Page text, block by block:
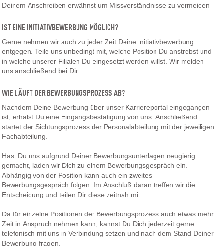
Deinem Anschreiben erwähnst um Missverständnisse zu vermeiden
IST EINE INITIATIVBEWERBUNG MÖGLICH?
Gerne nehmen wir auch zu jeder Zeit Deine Initiativbewerbung
entgegen. Teile uns unbedingt mit, welche Position Du anstrebst und
in welche unserer Filialen Du eingesetzt werden willst. Wir melden
uns anschließend bei Dir.
WIE LÄUFT DER BEWERBUNGSPROZESS AB?
Nachdem Deine Bewerbung über unser Karriereportal eingegangen
ist, erhälst Du eine Eingangsbestätigung von uns. Anschließend
startet der Sichtungsprozess der Personalabteilung mit der jeweiligen
Fachabteilung.
Hast Du uns aufgrund Deiner Bewerbungsunterlagen neugierig
gemacht, laden wir Dich zu einem Bewerbungsgespräch ein.
Abhängig von der Position kann auch ein zweites
Bewerbungsgespräch folgen. Im Anschluß daran treffen wir die
Entscheidung und teilen Dir diese zeitnah mit.
Da für einzelne Positionen der Bewerbungsprozess auch etwas mehr
Zeit in Anspruch nehmen kann, kannst Du Dich jederzeit gerne
telefonisch mit uns in Verbindung setzen und nach dem Stand Deiner
Bewerbung fragen.